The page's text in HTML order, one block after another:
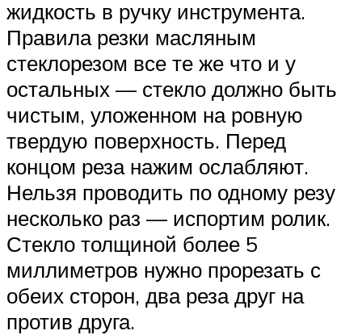
жидкость в ручку инструмента.
Правила резки масляным
стеклорезом все те же что и у
остальных — стекло должно быть
чистым, уложенном на ровную
твердую поверхность. Перед
концом реза нажим ослабляют.
Нельзя проводить по одному резу
несколько раз — испортим ролик.
Стекло толщиной более 5
миллиметров нужно прорезать с
обеих сторон, два реза друг на
против друга.